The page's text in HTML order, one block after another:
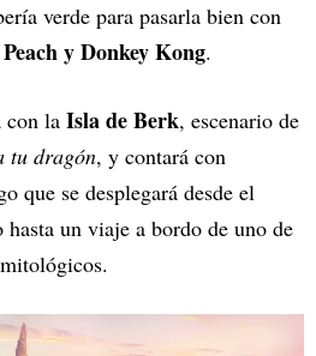
verde para pasarla bien con
y Donkey Kong.
con la Isla de Berk, escenario de
tu dragón, y contará con
que se desplegará desde el
hasta un viaje a bordo de uno de